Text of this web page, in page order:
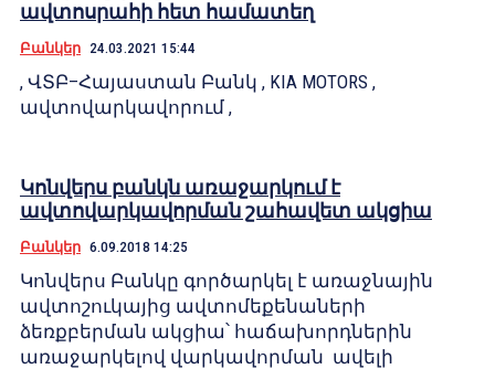
ավտոսրահի հետ համատեղ
Բանկեր 24.03.2021 15:44
, ՎՏԲ–Հայաստան Բանկ , KIA MOTORS ,
ավտովարկավորում ,
Կոնվերս բանկն առաջարկում է
ավտովարկավորման շահավետ ակցիա
Բանկեր 6.09.2018 14:25
Կոնվերս Բանկը գործարկել է առաջնային
ավտոշուկայից ավտոմեքենաների
ձեռքբերման ակցիա՝ հաճախորդներին
առաջարկելով վարկավորման ավելի